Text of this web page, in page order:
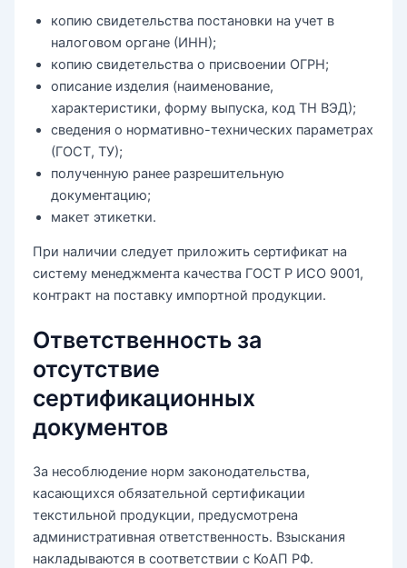
копию свидетельства постановки на учет в
налоговом органе (ИНН);
копию свидетельства о присвоении ОГРН;
описание изделия (наименование,
характеристики, форму выпуска, код ТН ВЭД);
сведения о нормативно-технических параметрах
(ГОСТ, ТУ);
полученную ранее разрешительную
документацию;
макет этикетки.
При наличии следует приложить сертификат на
систему менеджмента качества ГОСТ Р ИСО 9001,
контракт на поставку импортной продукции.
Ответственность за
отсутствие
сертификационных
документов
За несоблюдение норм законодательства,
касающихся обязательной сертификации
текстильной продукции, предусмотрена
административная ответственность. Взыскания
накладываются в соответствии с КоАП РФ.